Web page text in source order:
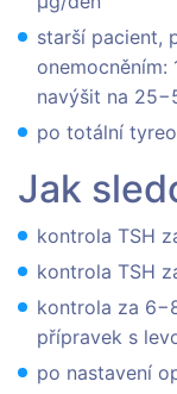
starší pacient,
navýšit na
po totální
Jak
kontrola TSH
kontrola TSH
kontrola za
přípravek s
po nastavení